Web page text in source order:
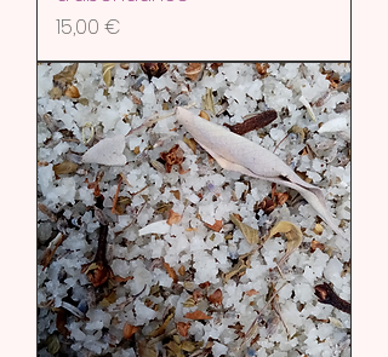
Prix
15,00 €